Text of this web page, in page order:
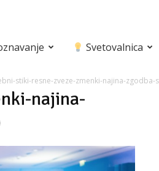
Svetovalnica
stiki-resne-zveze-zmenki-najina-
najina-